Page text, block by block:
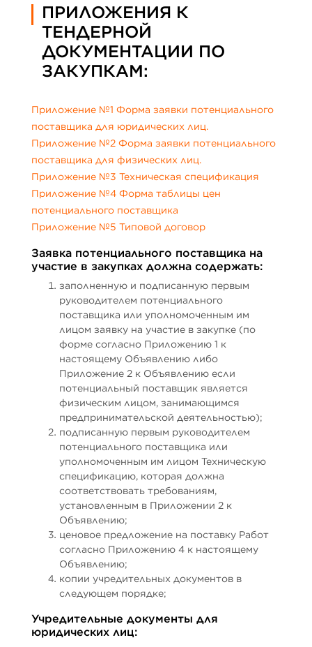
ПРИЛОЖЕНИЯ К
ТЕНДЕРНОЙ
ДОКУМЕНТАЦИИ ПО
ЗАКУПКАМ:
Приложение №1 Форма заявки потенциального
поставщика для юридических лиц.
Приложение №2 Форма заявки потенциального
поставщика для физических лиц.
Приложение №3 Техническая спецификация
Приложение №4 Форма таблицы цен
потенциального поставщика
Приложение №5 Типовой договор
Заявка потенциального поставщика на
участие в закупках должна содержать:
заполненную и подписанную первым
руководителем потенциального
поставщика или уполномоченным им
лицом заявку на участие в закупке (по
форме согласно Приложению 1 к
настоящему Объявлению либо
Приложение 2 к Объявлению если
потенциальный поставщик является
физическим лицом, занимающимся
предпринимательской деятельностью);
подписанную первым руководителем
потенциального поставщика или
уполномоченным им лицом Техническую
спецификацию, которая должна
соответствовать требованиям,
установленным в Приложении 2 к
Объявлению;
ценовое предложение на поставку Работ
согласно Приложению 4 к настоящему
Объявлению;
копии учредительных документов в
следующем порядке;
Учредительные документы для
юридических лиц: